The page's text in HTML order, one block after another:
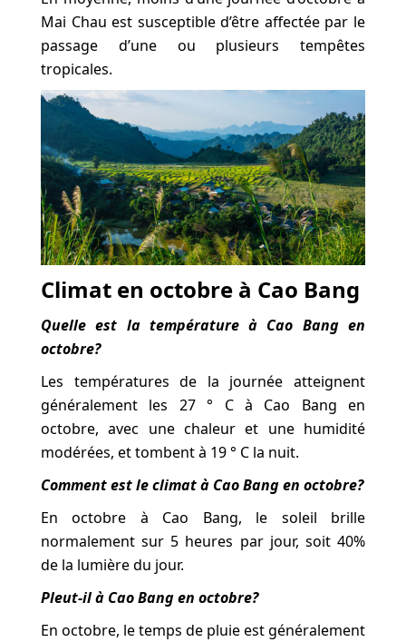
Mai Chau est susceptible d’être affectée par le
passage d’une ou plusieurs tempêtes
tropicales.
Climat en octobre à Cao Bang
Quelle est la température à Cao Bang en
octobre?
Les températures de la journée atteignent
généralement les 27 ° C à Cao Bang en
octobre, avec une chaleur et une humidité
modérées, et tombent à 19 ° C la nuit.
Comment est le climat à Cao Bang en octobre?
En octobre à Cao Bang, le soleil brille
normalement sur 5 heures par jour, soit 40%
de la lumière du jour.
Pleut-il à Cao Bang en octobre?
En octobre, le temps de pluie est généralement